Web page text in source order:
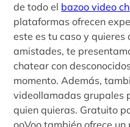
de todo el bazoo video
plataformas ofrecen
este es tu caso y
amistades, te
chatear con
momento. Además,
videollamadas grupales
quien quieras. Gratuito